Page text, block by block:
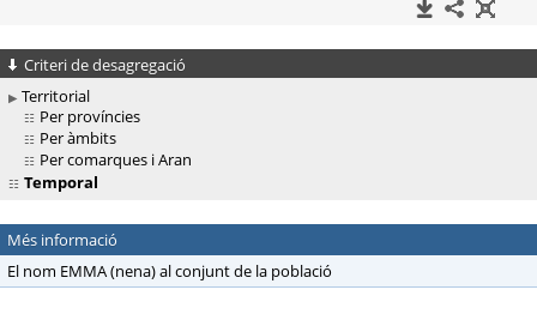
Criteri de desagregació
Territorial
Per províncies
Per àmbits
Per comarques i Aran
Temporal
Més informació
El nom EMMA (nena) al conjunt de la població